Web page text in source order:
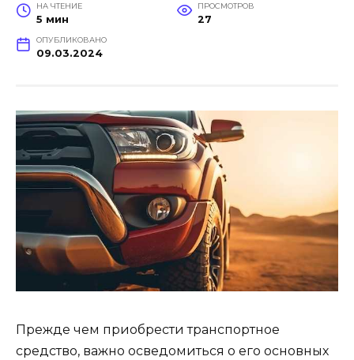
НА ЧТЕНИЕ
5 мин
ПРОСМОТРОВ
27
ОПУБЛИКОВАНО
09.03.2024
Прежде чем приобрести транспортное
средство, важно осведомиться о его основных